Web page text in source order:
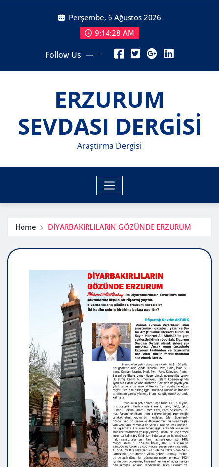
Perşembe, 6 Ağustos 2026
9:14:30 AM
Follow Us
ERZURUM
SEVDASI DERGİSİ
Araştırma Dergisi
Home DİYARBAKIRLILARIN GÖZÜNDE ERZURUM